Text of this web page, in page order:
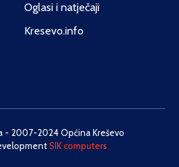
Oglasi i natječaji
Kresevo.info
- 2007-2024 Općina Kreševo
SIK computers